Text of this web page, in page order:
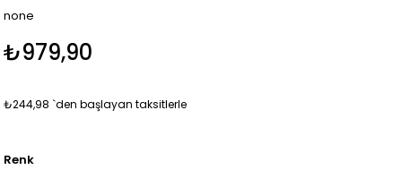
none
₺979,90
₺244,98 `den başlayan taksitlerle
Renk